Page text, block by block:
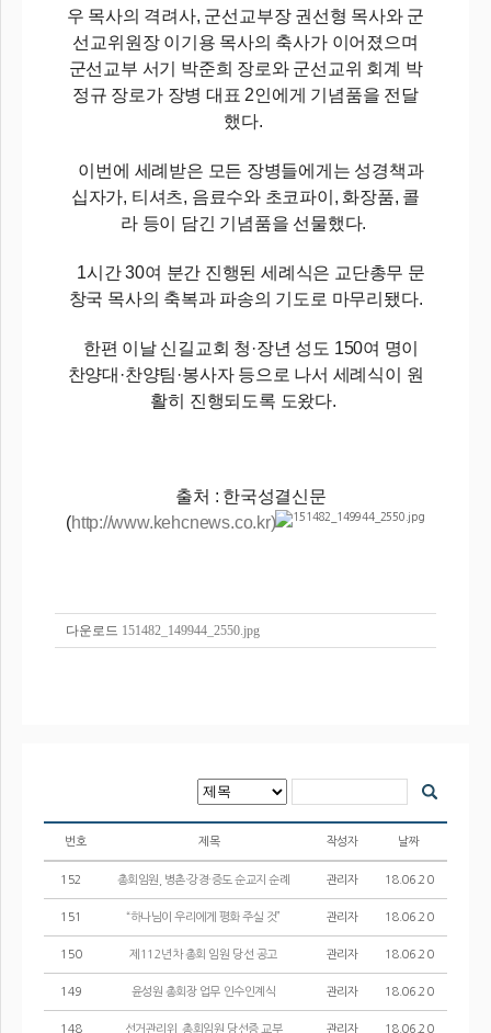
우 목사의 격려사, 군선교부장 권선형 목사와 군
선교위원장 이기용 목사의 축사가 이어졌으며
군선교부 서기 박준희 장로와 군선교위 회계 박
정규 장로가 장병 대표 2인에게 기념품을 전달
했다.
이번에 세례받은 모든 장병들에게는 성경책과
십자가, 티셔츠, 음료수와 초코파이, 화장품, 콜
라 등이 담긴 기념품을 선물했다.
1시간 30여 분간 진행된 세례식은 교단총무 문
창국 목사의 축복과 파송의 기도로 마무리됐다.
한편 이날 신길교회 청·장년 성도 150여 명이
찬양대·찬양팀·봉사자 등으로 나서 세례식이 원
활히 진행되도록 도왔다.
출처 : 한국성결신문
(http://www.kehcnews.co.kr)
다운로드 151482_149944_2550.jpg
번호 제목 작성자 날짜
152 총회임원, 병촌·강경·증도 순교지 순례 관리자 18.06.20
151 “하나님이 우리에게 평화 주실 것” 관리자 18.06.20
150 제112년차 총회 임원 당선 공고 관리자 18.06.20
149 윤성원 총회장 업무 인수인계식 관리자 18.06.20
148 선거관리위, 총회임원 당선증 교부 관리자 18.06.20